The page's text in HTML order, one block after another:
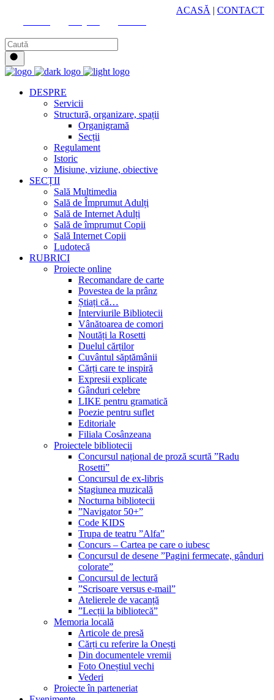
ACASĂ | CONTACT
DESPRE
Servicii
Structură, organizare, spații
Organigramă
Secții
Regulament
Istoric
Misiune, viziune, obiective
SECȚII
Sală Multimedia
Sală de Împrumut Adulți
Sală de Internet Adulți
Sală de împrumut Copii
Sală Internet Copii
Ludotecă
RUBRICI
Proiecte online
Recomandare de carte
Povestea de la prânz
Știați că…
Interviurile Bibliotecii
Vânătoarea de comori
Noutăți la Rosetti
Duelul cărților
Cuvântul săptămânii
Cărți care te inspiră
Expresii explicate
Gânduri celebre
LIKE pentru gramatică
Poezie pentru suflet
Editoriale
Filiala Cosânzeana
Proiectele bibliotecii
Concursul național de proză scurtă ”Radu
Rosetti”
Concursul de ex-libris
Stagiunea muzicală
Nocturna bibliotecii
”Navigator 50+”
Code KIDS
Trupa de teatru ”Alfa”
Concurs – Cartea pe care o iubesc
Concursul de desene ”Pagini fermecate, gânduri
colorate”
Concursul de lectură
”Scrisoare versus e-mail”
Atelierele de vacanță
”Lecții la bibliotecă”
Memoria locală
Articole de presă
Cărți cu referire la Onești
Din documentele vremii
Foto Oneștiul vechi
Vederi
Proiecte în parteneriat